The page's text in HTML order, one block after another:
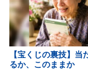
【宝くじの裏技】当
るか、このままか